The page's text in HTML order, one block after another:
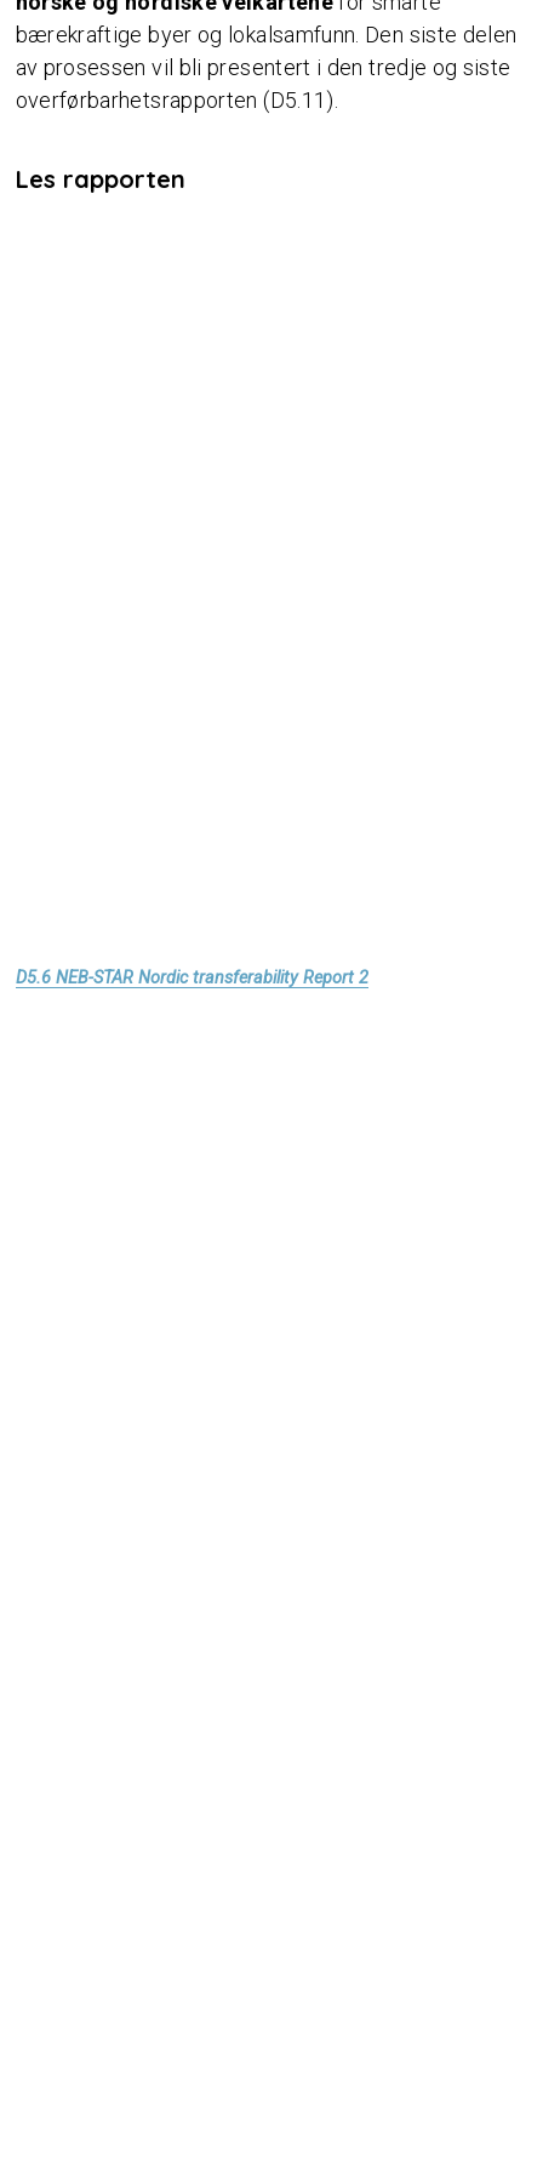
bærekraftige byer og lokalsamfunn. Den siste delen
av prosessen vil bli presentert i den tredje og siste
overførbarhetsrapporten (D5.11).
Les rapporten
D5.6 NEB-STAR Nordic transferability Report 2